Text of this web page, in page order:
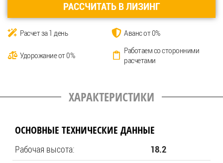
РАССЧИТАТЬ В ЛИЗИНГ
Расчет за 1 день Аванс от 0%
Удорожание от 0%
Работаем со сторонними
расчетами
ХАРАКТЕРИСТИКИ
ОСНОВНЫЕ ТЕХНИЧЕСКИЕ ДАННЫЕ
Рабочая высота: 18.2